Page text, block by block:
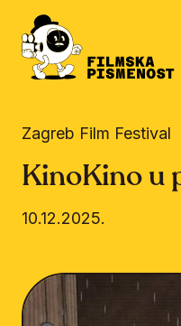
Zagreb Film Festival
KinoKino u
10.12.2025.